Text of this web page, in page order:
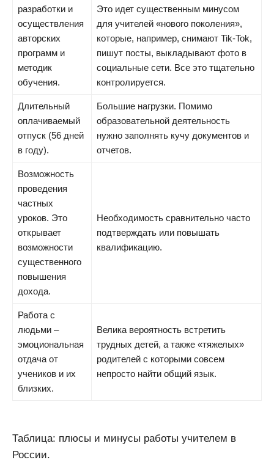
разработки и
осуществления
авторских
программ и
методик
обучения.
Это идет существенным минусом
для учителей «нового поколения»,
которые, например, снимают Tik-Tok,
пишут посты, выкладывают фото в
социальные сети. Все это тщательно
контролируется.
Длительный
оплачиваемый
отпуск (56 дней
в году).
Большие нагрузки. Помимо
образовательной деятельность
нужно заполнять кучу документов и
отчетов.
Возможность
проведения
частных
уроков. Это
открывает
возможности
существенного
повышения
дохода.
Необходимость сравнительно часто
подтверждать или повышать
квалификацию.
Работа с
людьми –
эмоциональная
отдача от
учеников и их
близких.
Велика вероятность встретить
трудных детей, а также «тяжелых»
родителей с которыми совсем
непросто найти общий язык.
Таблица: плюсы и минусы работы учителем в
России.